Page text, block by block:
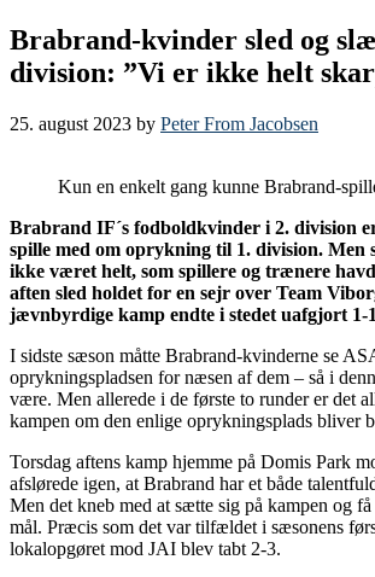
Brabrand-kvinder sled og
division: ”Vi er ikke helt
25. august 2023 by Peter From Jacobsen
Kun en enkelt gang kunne Brabrand-
Brabrand IF´s fodboldkvinder i 2. division
spille med om oprykning til 1. division. Men
ikke været helt, som spillere og trænere
aften sled holdet for en sejr over Team
jævnbyrdige kamp endte i stedet uafgjort 1-
I sidste sæson måtte Brabrand-kvinderne se
oprykningspladsen for næsen af dem – så i
være. Men allerede i de første to runder er det
kampen om den enlige oprykningsplads bliver
Torsdag aftens kamp hjemme på Domis Park
afslørede igen, at Brabrand har et både
Men det kneb med at sætte sig på kampen og
mål. Præcis som det var tilfældet i sæsonens
lokalopgøret mod JAI blev tabt 2-3.